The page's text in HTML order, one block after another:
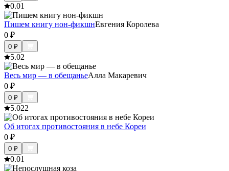
0.01
Пишем книгу нон-фикшнЕвгения Королева
0 ₽
0 ₽
5.02
Весь мир — в обещаньеАлла Макаревич
0 ₽
0 ₽
5.022
Об итогах противостояния в небе Кореи
0 ₽
0 ₽
0.01